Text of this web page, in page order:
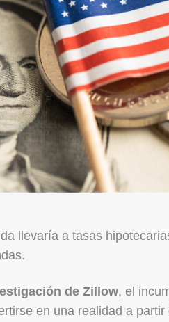
llevaría a tasas
de Zillow, el
en una realidad a